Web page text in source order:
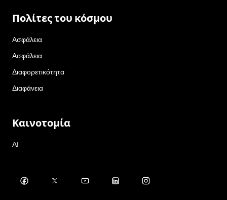
Πολίτες του κόσμου
Ασφάλεια
Ασφάλεια
Διαφορετικότητα
Διαφάνεια
Καινοτομία
AI